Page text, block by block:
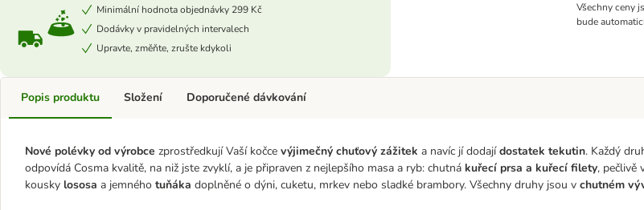
Minimální hodnota objednávky 299 Kč
Dodávky v pravidelných intervalech
Upravte, změňte, zrušte kdykoli
Všechny ceny
bude
Popis produktu
Nové polévky od výrobce zprostředkují Vaší kočce výjimečný chuťový zážitek a navíc jí dodajídostatek tekutin. Každý
odpovídá Cosma kvalitě, na niž jste zvyklí, a je připraven z nejlepšího masa a ryb: chutná kuřecí prsa a kuřecí filety, pečlivě
kousky lososa a jemného tuňáka doplněné o dýni, cuketu, mrkev nebo sladké brambory. Všechny druhy jsou v chutném
Složení Doporučené dávkování